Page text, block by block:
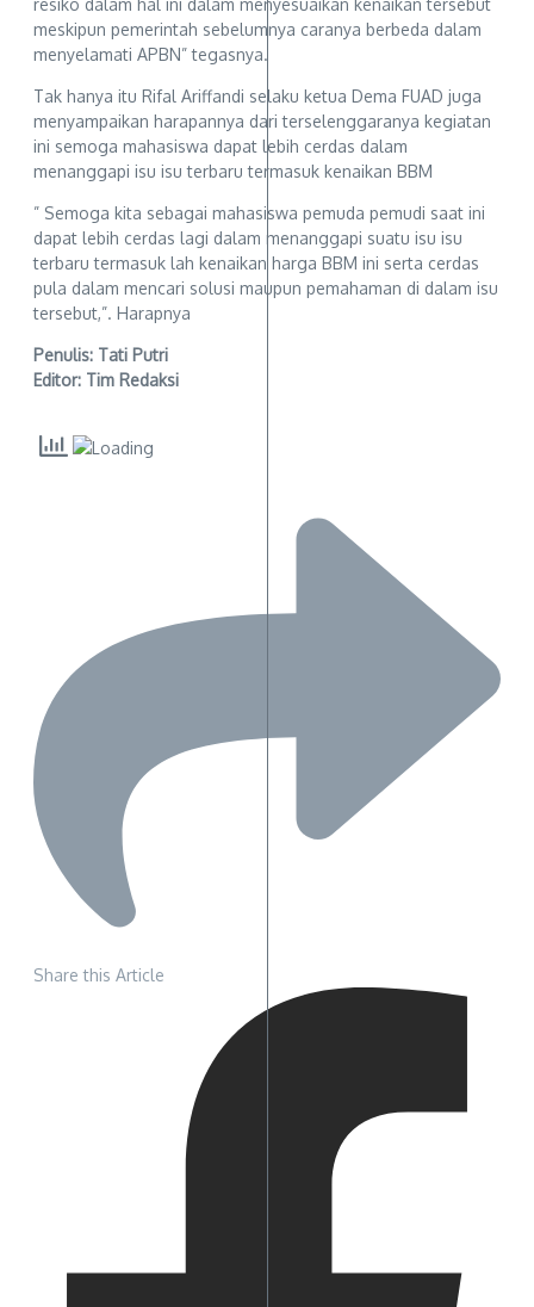
resiko dalam hal ini dalam menyesuaikan kenaikan tersebut
meskipun pemerintah sebelumnya caranya berbeda dalam
menyelamati APBN” tegasnya.
Tak hanya itu Rifal Ariffandi selaku ketua Dema FUAD juga
menyampaikan harapannya dari terselenggaranya kegiatan
ini semoga mahasiswa dapat lebih cerdas dalam
menanggapi isu isu terbaru termasuk kenaikan BBM
” Semoga kita sebagai mahasiswa pemuda pemudi saat ini
dapat lebih cerdas lagi dalam menanggapi suatu isu isu
terbaru termasuk lah kenaikan harga BBM ini serta cerdas
pula dalam mencari solusi maupun pemahaman di dalam isu
tersebut,”. Harapnya
Penulis: Tati Putri
Editor: Tim Redaksi
Share this Article